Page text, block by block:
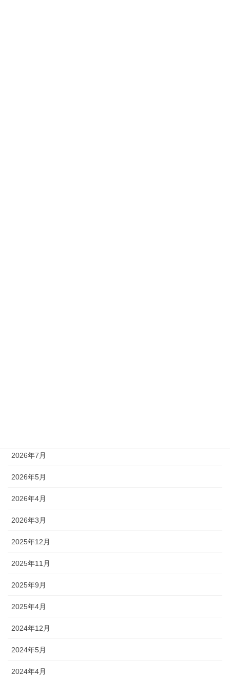
2026年7月
2026年5月
2026年4月
2026年3月
2025年12月
2025年11月
2025年9月
2025年4月
2024年12月
2024年5月
2024年4月